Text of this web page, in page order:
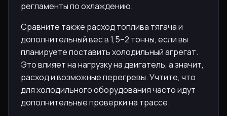
регламенты по охлаждению.
Сравните также расход топлива тягача и
дополнительный вес в 1,5–2 тонны, если вы
планируете поставить холодильный агрегат.
Это влияет на нагрузку на двигатель, а значит,
расход и возможные перегревы. Учтите, что
для холодильного оборудования часто идут
дополнительные проверки на трассе.